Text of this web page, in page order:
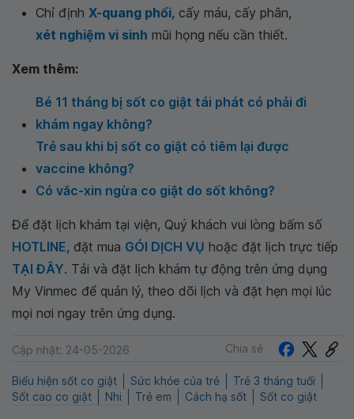
Chỉ định X-quang phổi, cấy máu, cấy phân,
xét nghiệm vi sinh mũi họng nếu cần thiết.
Xem thêm:
Bé 11 tháng bị sốt co giật tái phát có phải đi
khám ngay không?
Trẻ sau khi bị sốt co giật có tiêm lại được
vaccine không?
Có vắc-xin ngừa co giật do sốt không?
Để đặt lịch khám tại viện, Quý khách vui lòng bấm số
HOTLINE, đặt mua GÓI DỊCH VỤ hoặc đặt lịch trực tiếp
TẠI ĐÂY. Tải và đặt lịch khám tự động trên ứng dụng
My Vinmec để quản lý, theo dõi lịch và đặt hẹn mọi lúc
mọi nơi ngay trên ứng dụng.
Cập nhật: 24-05-2026 Chia sẻ
Biểu hiện sốt co giật Sức khỏe của trẻ
Trẻ 3 tháng tuổi
Sốt cao co giật
Nhi Trẻ em Cách hạ sốt Sốt co giật